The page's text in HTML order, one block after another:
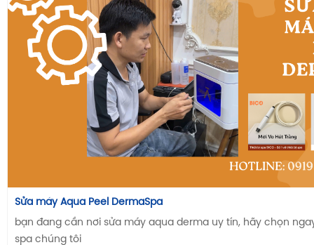
Sửa máy Aqua Peel DermaSpa
bạn đang cần nơi sửa máy aqua derma uy tín, hãy chọn
spa chúng tôi